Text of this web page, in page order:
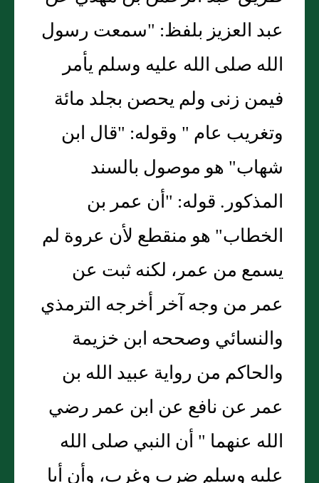
عبد العزيز بلفظ: "سمعت رسول
الله صلى الله عليه وسلم يأمر
فيمن زنى ولم يحصن بجلد مائة
وتغريب عام " وقوله: "قال ابن
شهاب" هو موصول بالسند
المذكور. قوله: "أن عمر بن
الخطاب" هو منقطع لأن عروة لم
يسمع من عمر، لكنه ثبت عن
عمر من وجه آخر أخرجه الترمذي
والنسائي وصححه ابن خزيمة
والحاكم من رواية عبيد الله بن
عمر عن نافع عن ابن عمر رضي
الله عنهما " أن النبي صلى الله